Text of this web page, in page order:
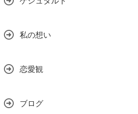
私の想い
恋愛観
ブログ